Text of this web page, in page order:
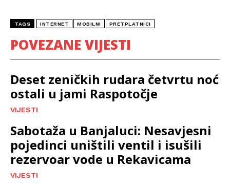
TAGS INTERNET MOBILNI PRETPLATNICI
POVEZANE VIJESTI
Deset zeničkih rudara četvrtu noć
ostali u jami Raspotočje
VIJESTI
Sabotaža u Banjaluci: Nesavjesni
pojedinci uništili ventil i isušili
rezervoar vode u Rekavicama
VIJESTI